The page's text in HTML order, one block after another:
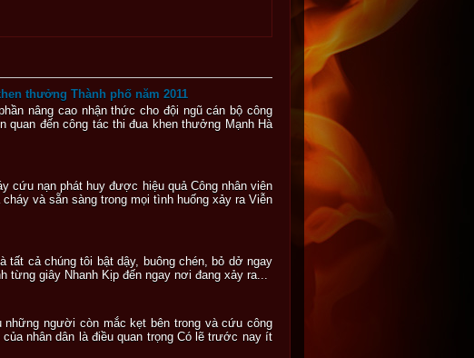
thưởng Thành phố năm 2011
nâng cao nhận thức cho đội ngũ cán bộ công
quan đến công tác thi đua khen thưởng Mạnh Hà
cứu nạn phát huy được hiệu quả Công nhân viên
và sẵn sàng trong mọi tình huống xảy ra Viễn
tất cả chúng tôi bật dậy, buông chén, bỏ dở ngay
giây Nhanh Kịp đến ngay nơi đang xảy ra...
người còn mắc kẹt bên trong và cứu công
nhân dân là điều quan trọng Có lẽ trước nay ít